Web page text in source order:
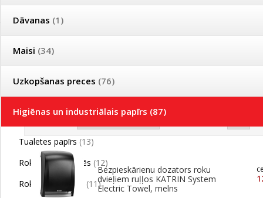
Dāvanas (1)
Maisi (34)
Uzkopšanas preces (76)
Higiēnas un industriālais papīrs (87)
Tualetes papīrs (13)
Roku dvieļi loksnēs (12)
Roku dvieļi ruļļos (11)
Bezmaksas piegāde visā Latvijā pasūtījumiem no 50 eiro!
Īpašas cenas un piegādes nosacījumi vairumtirgotājiem
Reģistrējies un saņem pastāvīgu atlaidi!
Turētāji roku dvieļiem
Bezpieskārienu dozators roku
dvieļiem ruļļos KATRIN System
Electric Towel, melns